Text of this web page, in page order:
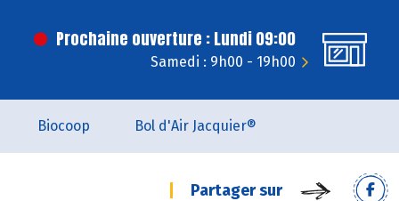
Prochaine ouverture : Lundi 09:00
Samedi : 9h00 - 19h00
Biocoop Bol d'Air Jacquier®
Partager sur